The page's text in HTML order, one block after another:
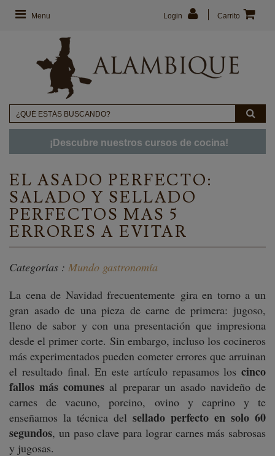
Menu Carrito
Login
¡Descubre nuestros cursos de cocina!
EL ASADO PERFECTO:
SALADO Y SELLADO
PERFECTOS MAS 5
ERRORES A EVITAR
Categorías : Mundo gastronomía
La cena de Navidad frecuentemente gira en torno a un
gran asado de una pieza de carne de primera: jugoso,
lleno de sabor y con una presentación que impresiona
desde el primer corte. Sin embargo, incluso los cocineros
más experimentados pueden cometer errores que arruinan
el resultado final. En este artículo repasamos los cinco
fallos más comunes al preparar un asado navideño de
carnes de vacuno, porcino, ovino y caprino y te
enseñamos la técnica del sellado perfecto en solo 60
segundos, un paso clave para lograr carnes más sabrosas
y jugosas.